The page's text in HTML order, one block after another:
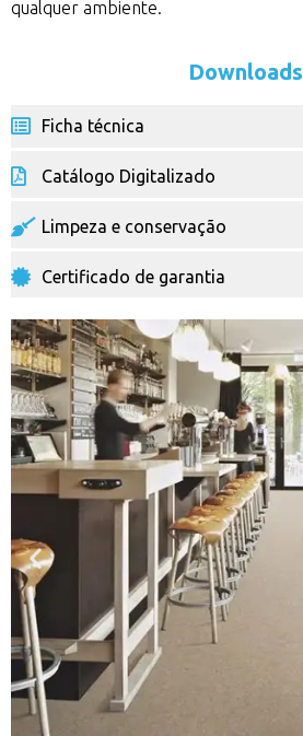
qualquer ambiente.
Downloads
Ficha técnica
Catálogo Digitalizado
Limpeza e conservação
Certificado de garantia